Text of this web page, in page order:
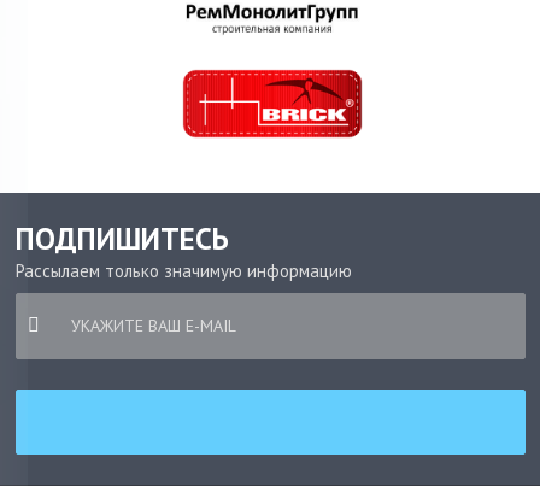
ПОДПИШИТЕСЬ
Рассылаем только значимую информацию